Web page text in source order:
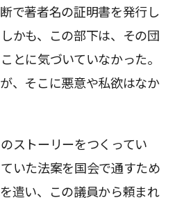
で著者名の証明書を発行し
かも、この部下は、その団
とに気づいていなかった。
、そこに悪意や私欲はなか
ストーリーをつくってい
いた法案を国会で通すため
遣い、この議員から頼まれ